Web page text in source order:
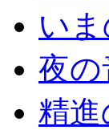
い
夜の
精